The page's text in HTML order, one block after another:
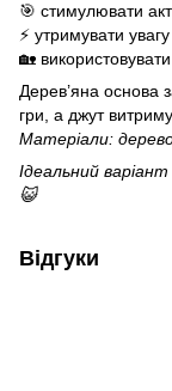
🎯 стимулювати
⚡ утримувати
🏡
Дерев’яна основа
гри, а джут
Матеріали:
Ідеальний
😺
Відгуки